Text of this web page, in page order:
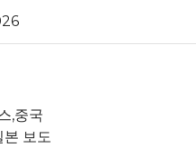
,중국
본 보도